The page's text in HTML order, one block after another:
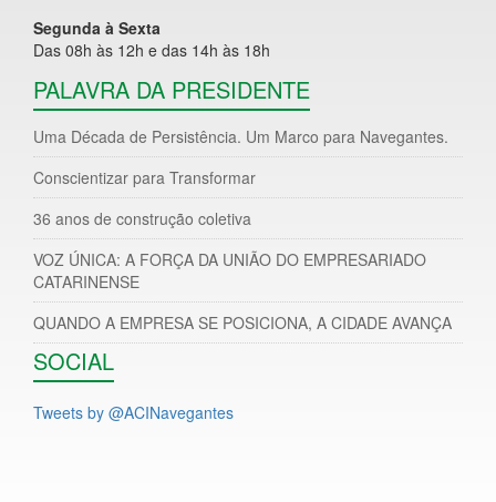
Segunda à Sexta
Das 08h às 12h e das 14h às 18h
PALAVRA DA PRESIDENTE
Uma Década de Persistência. Um Marco para Navegantes.
Conscientizar para Transformar
36 anos de construção coletiva
VOZ ÚNICA: A FORÇA DA UNIÃO DO EMPRESARIADO
CATARINENSE
QUANDO A EMPRESA SE POSICIONA, A CIDADE AVANÇA
SOCIAL
Tweets by @ACINavegantes